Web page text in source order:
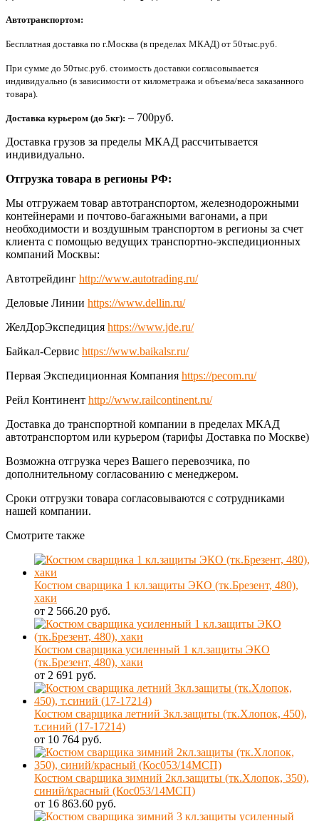
Автотранспортом:
Бесплатная доставка по г.Москва (в пределах МКАД) от 50тыс.руб.
При сумме до 50тыс.руб. стоимость доставки согласовывается
индивидуально (в зависимости от километража и объема/веса заказанного
товара).
Доставка курьером (до 5кг): – 700руб.
Доставка грузов за пределы МКАД рассчитывается
индивидуально.
Отгрузка товара в регионы РФ:
Мы отгружаем товар автотранспортом, железнодорожными
контейнерами и почтово-багажными вагонами, а при
необходимости и воздушным транспортом в регионы за счет
клиента с помощью ведущих транспортно-экспедиционных
компаний Москвы:
Автотрейдинг http://www.autotrading.ru/
Деловые Линии https://www.dellin.ru/
ЖелДорЭкспедиция https://www.jde.ru/
Байкал-Сервис https://www.baikalsr.ru/
Первая Экспедиционная Компания https://pecom.ru/
Рейл Континент http://www.railcontinent.ru/
Доставка до транспортной компании в пределах МКАД
автотранспортом или курьером (тарифы Доставка по Москве)
Возможна отгрузка через Вашего перевозчика, по
дополнительному согласованию с менеджером.
Сроки отгрузки товара согласовываются с сотрудниками
нашей компании.
Смотрите также
Костюм сварщика 1 кл.защиты ЭКО (тк.Брезент, 480),
хаки
от 2 566.20 руб.
Костюм сварщика усиленный 1 кл.защиты ЭКО
(тк.Брезент, 480), хаки
от 2 691 руб.
Костюм сварщика летний 3кл.защиты (тк.Хлопок, 450),
т.синий (17-17214)
от 10 764 руб.
Костюм сварщика зимний 2кл.защиты (тк.Хлопок, 350),
синий/красный (Кос053/14МСП)
от 16 863.60 руб.